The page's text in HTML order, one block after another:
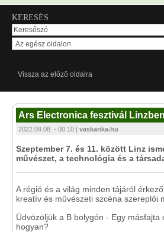
KERESÉS
Vissza az előző oldalra
Ars Electronica fesztivál
2022.09.08. - 00:10 | vaskarika.hu
Szeptember 7. és 11. között Linz
művészet, a technológia és a
A régió és a világ minden tájáról
kreatív és művészeti szcéna szereplői
Üdvözöljük a B bolygón - Egy másfajta
hogyan?